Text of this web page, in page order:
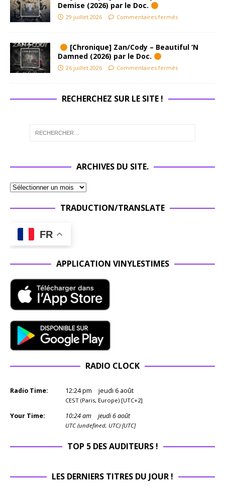
Demise (2026) par le Doc.
29 juillet 2026 Commentaires fermés
[Chronique] Zan/Cody – Beautiful ‘N
Damned (2026) par le Doc.
26 juillet 2026 Commentaires fermés
RECHERCHEZ SUR LE SITE !
ARCHIVES DU SITE.
TRADUCTION/TRANSLATE
FR
APPLICATION VINYLESTIMES
RADIO CLOCK
Radio Time: 12:24pm jeudi 6 août
CEST (Paris, Europe) [UTC+2]
Your Time: 10:24am jeudi 6 août
UTC (undefined, UTC) [UTC]
TOP 5 DES AUDITEURS !
LES DERNIERS TITRES DU JOUR !